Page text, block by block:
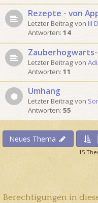
Rezepte - von
Letzter Beitrag von lil
Antworten: 14
Letzter Beitrag von
Antworten: 11
Umhang
Letzter Beitrag von
Antworten: 55
Neues Thema
15
Berechtigungen in